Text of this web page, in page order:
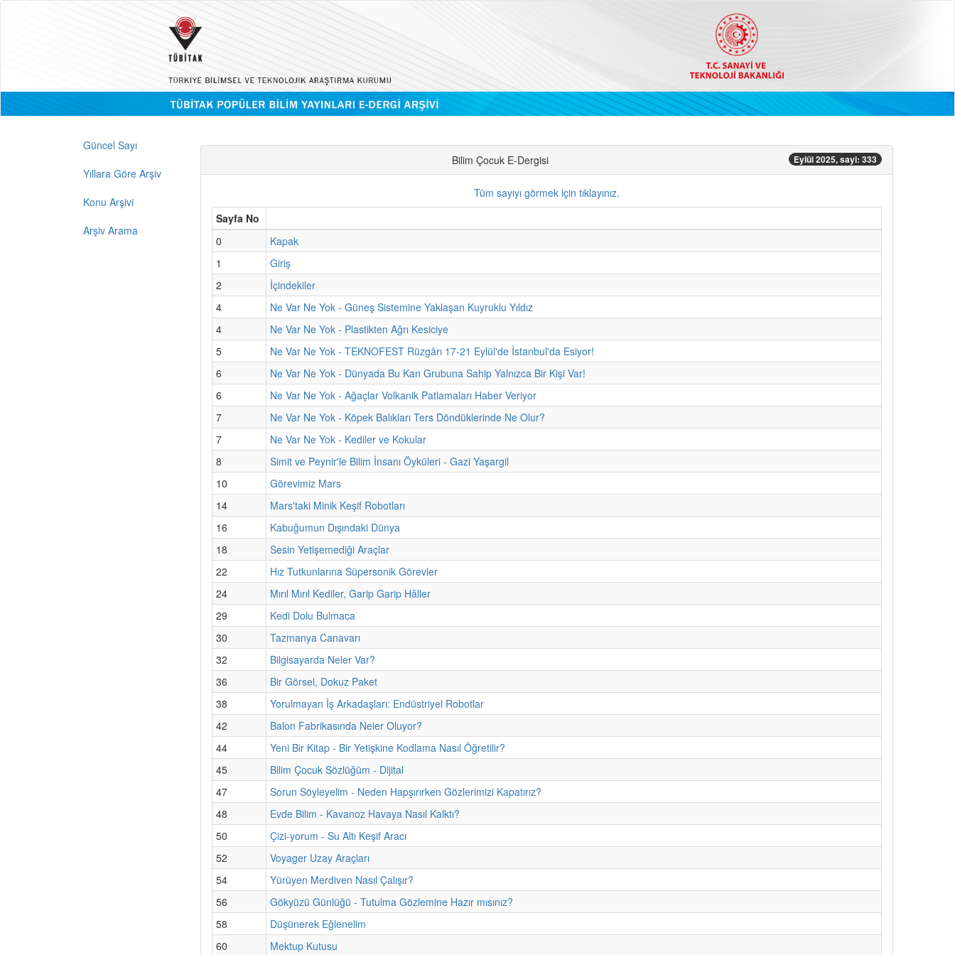
Güncel Sayı
Yıllara Göre Arşiv
Konu Arşivi
Arşiv Arama
Bilim Çocuk E-Dergisi Eylül 2025, sayi: 333
Tüm sayıyı görmek için tıklayınız.
Sayfa No
0
Kapak
1
Giriş
2
İçindekiler
4
Ne Var Ne Yok - Güneş Sistemine Yaklaşan Kuyruklu Yıldız
4
Ne Var Ne Yok - Plastikten Ağrı Kesiciye
5
Ne Var Ne Yok - TEKNOFEST Rüzgârı 17-21 Eylül'de İstanbul'da Esiyor!
6
Ne Var Ne Yok - Dünyada Bu Kan Grubuna Sahip Yalnızca Bir Kişi Var!
6
Ne Var Ne Yok - Ağaçlar Volkanik Patlamaları Haber Veriyor
7
Ne Var Ne Yok - Köpek Balıkları Ters Döndüklerinde Ne Olur?
7
Ne Var Ne Yok - Kediler ve Kokular
8
Simit ve Peynir'le Bilim İnsanı Öyküleri - Gazi Yaşargil
10
Görevimiz Mars
14
Mars'taki Minik Keşif Robotları
16
Kabuğumun Dışındaki Dünya
18
Sesin Yetişemediği Araçlar
22
Hız Tutkunlarına Süpersonik Görevler
24
Mırıl Mırıl Kediler, Garip Garip Hâller
29
Kedi Dolu Bulmaca
30
Tazmanya Canavarı
32
Bilgisayarda Neler Var?
36
Bir Görsel, Dokuz Paket
38
Yorulmayan İş Arkadaşları: Endüstriyel Robotlar
42
Balon Fabrikasında Neler Oluyor?
44
Yeni Bir Kitap - Bir Yetişkine Kodlama Nasıl Öğretilir?
45
Bilim Çocuk Sözlüğüm - Dijital
47
Sorun Söyleyelim - Neden Hapşırırken Gözlerimizi Kapatırız?
48
Evde Bilim - Kavanoz Havaya Nasıl Kalktı?
50
Çizi-yorum - Su Altı Keşif Aracı
52
Voyager Uzay Araçları
54
Yürüyen Merdiven Nasıl Çalışır?
56
Gökyüzü Günlüğü - Tutulma Gözlemine Hazır mısınız?
58
Düşünerek Eğlenelim
60
Mektup Kutusu